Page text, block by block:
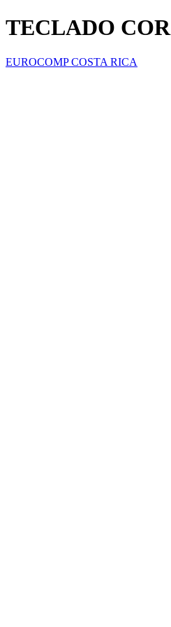
TECLADO
EUROCOMP COSTA RICA